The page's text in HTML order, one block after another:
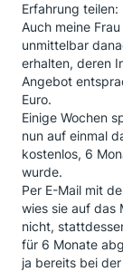
Erfahrung teilen:
Auch meine
unmittelbar
erhalten, deren
Angebot
Euro.
Einige Wochen
nun auf einmal
kostenlos, 6
wurde.
Per E-Mail mit
wies sie auf das
nicht,
für 6 Monate
ja bereits bei